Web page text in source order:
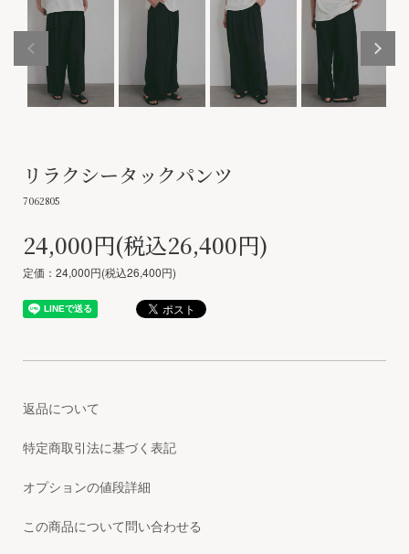
リラクシータックパンツ
7062805
24,000円(税込26,400円)
定価：24,000円(税込26,400円)
返品について
特定商取引法に基づく表記
オプションの値段詳細
この商品について問い合わせる